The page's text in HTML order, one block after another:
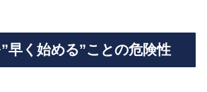
早く始める”ことの危険性